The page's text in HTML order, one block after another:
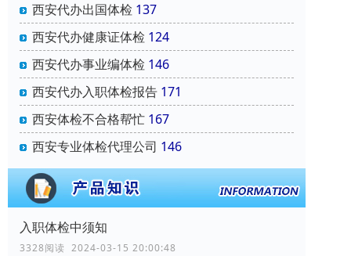
西安代办出国体检 137
西安代办健康证体检 124
西安代办事业编体检 146
西安代办入职体检报告 171
西安体检不合格帮忙 167
西安专业体检代理公司 146
入职体检中须知
3328阅读 2024-03-15 20:00:48